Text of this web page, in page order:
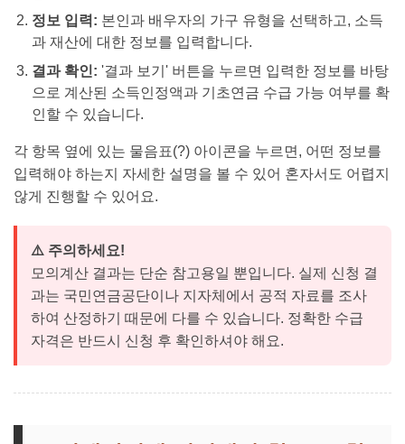
정보 입력: 본인과 배우자의 가구 유형을 선택하고, 소득
과 재산에 대한 정보를 입력합니다.
결과 확인: '결과 보기' 버튼을 누르면 입력한 정보를 바탕
으로 계산된 소득인정액과 기초연금 수급 가능 여부를 확
인할 수 있습니다.
각 항목 옆에 있는 물음표(?) 아이콘을 누르면, 어떤 정보를
입력해야 하는지 자세한 설명을 볼 수 있어 혼자서도 어렵지
않게 진행할 수 있어요.
⚠️ 주의하세요!
모의계산 결과는 단순 참고용일 뿐입니다. 실제 신청 결
과는 국민연금공단이나 지자체에서 공적 자료를 조사
하여 산정하기 때문에 다를 수 있습니다. 정확한 수급
자격은 반드시 신청 후 확인하셔야 해요.